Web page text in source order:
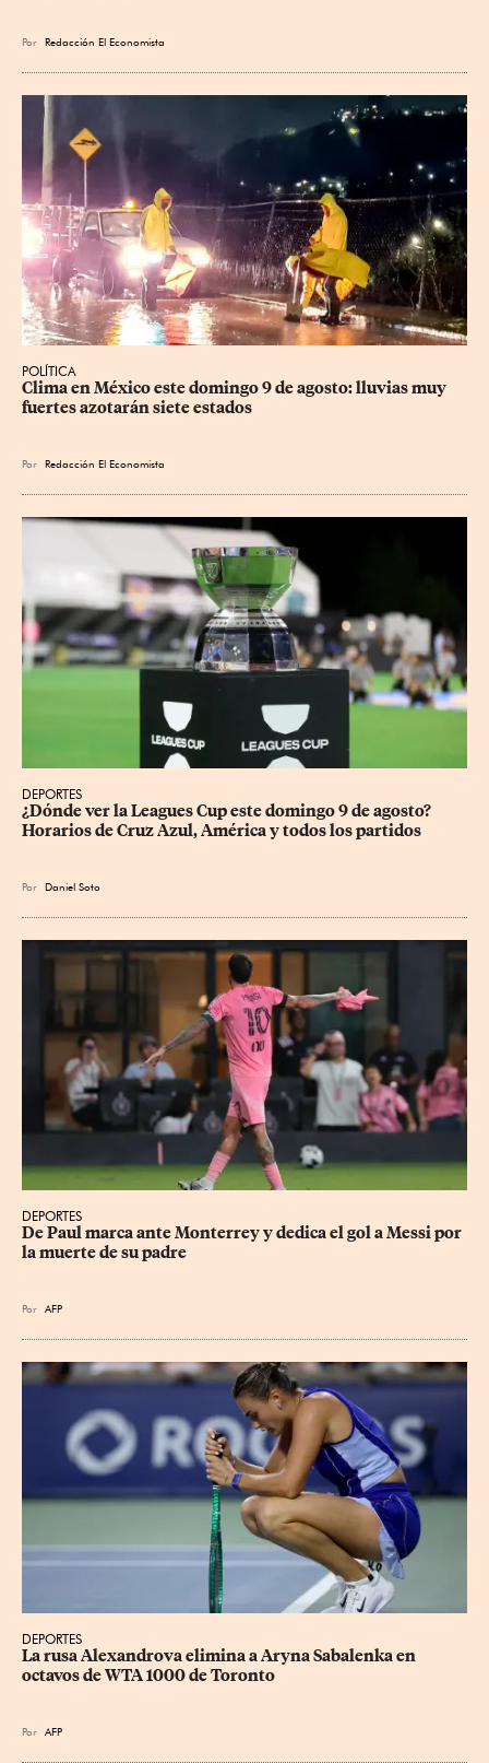
Por Redacción El Economista
POLÍTICA
Clima en México este domingo 9 de agosto: lluvias muy
fuertes azotarán siete estados
Por Redacción El Economista
DEPORTES
¿Dónde ver la Leagues Cup este domingo 9 de agosto?
Horarios de Cruz Azul, América y todos los partidos
Por Daniel Soto
DEPORTES
De Paul marca ante Monterrey y dedica el gol a Messi por
la muerte de su padre
Por AFP
DEPORTES
La rusa Alexandrova elimina a Aryna Sabalenka en
octavos de WTA 1000 de Toronto
Por AFP